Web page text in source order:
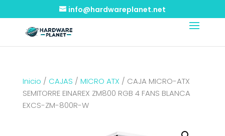
info@hardwareplanet.net
Inicio / CAJAS / MICRO ATX / CAJA MICRO-ATX
SEMITORRE EINAREX ZM800 RGB 4 FANS BLANCA
EXCS-ZM-800R-W